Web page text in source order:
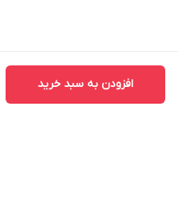
افزودن به سبد خرید